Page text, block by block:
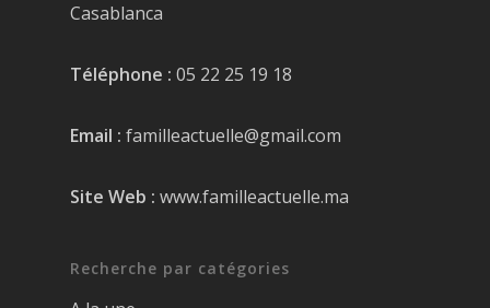
Casablanca
Téléphone : 05 22 25 19 18
Email : familleactuelle@gmail.com
Site Web : www.familleactuelle.ma
Recherche par catégories